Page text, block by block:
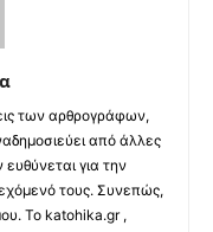
των αρθρογράφων,
από άλλες
για την
τους. Συνεπώς,
Το katohika.gr ,